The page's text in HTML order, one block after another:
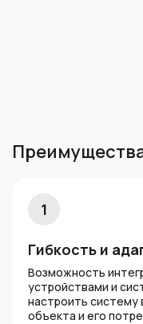
1
Гибкость и
Возможность
устройствами и
настроить систему
объекта и его